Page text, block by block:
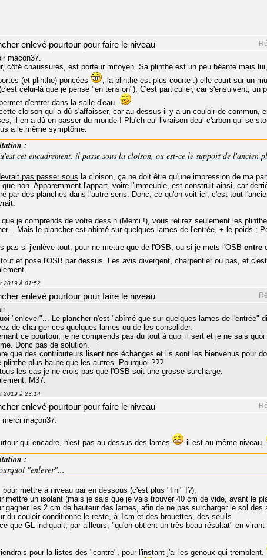
enlevé pourtour pour faire le niveau
maçon37.
côté chaussures, est porteur mitoyen. Sa plinthe est un peu béante mais
(et plinthe) poncées
, la plinthe est plus courte :) elle court sur un
celui-là que je pense "en tension"). C'est particulier, car s'ensuivent, un
d'entrer dans la salle d'eau.
cloison qui a dû s'affaisser, car au dessus il y a un couloir de commun,
il en a dû en passer du monde ! Plu'ch eul livraison deul c'arbon qui se
a le même symptôme.
:
cet encadrement, il passe sous la cloison, ou est-ce le support de l'ancien
pas passer sous la cloison, ça ne doit être qu'une impression de ma
que non. Apparemment l'appart, voire l'immeuble, est construit ainsi, car
par des planches dans l'autre sens. Donc, ce qu'on voit ici, c'est tout
que je comprends de votre dessin (Merci !), vous retirez seulement les
Mais le plancher est abimé sur quelques lames de l'entrée, + le poids ;
pas si j'enlève tout, pour ne mettre que de l'OSB, ou si je mets l'OSB entre
et pose l'OSB par dessus. Les avis divergent, charpentier ou pas, et
2019 à 01:52
enlevé pourtour pour faire le niveau
"enlever"... Le plancher n'est "abîmé que sur quelques lames de l'entrée"
de changer ces quelques lames ou de les consolider.
ce pourtour, je ne comprends pas du tout à quoi il sert et je ne sais
Donc pas de solution.
que des contributeurs lisent nos échanges et ils sont les bienvenus pour
plinthe plus haute que les autres. Pourquoi ???
les cas je ne crois pas que l'OSB soit une grosse surcharge.
M37.
2019 à 23:14
enlevé pourtour pour faire le niveau
merci maçon37.
qui encadre, n'est pas au dessus des lames il est au même niveau.
:
"enlever"...
pour mettre à niveau par en dessous (c'est plus "fini" !?),
mettre un isolant (mais je sais que je vais trouver 40 cm de vide, avant le
gagner les 2 cm de hauteur des lames, afin de ne pas surcharger le sol
du couloir conditionne le reste, à 1cm et des brouettes, des seuils.
que GL indiquait, par ailleurs, "qu'on obtient un très beau résultat" en
pour la listes des "contre", pour l'instant j'ai les genoux qui tremblent.